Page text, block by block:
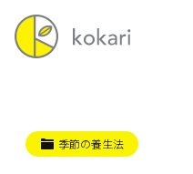
季節の養生法